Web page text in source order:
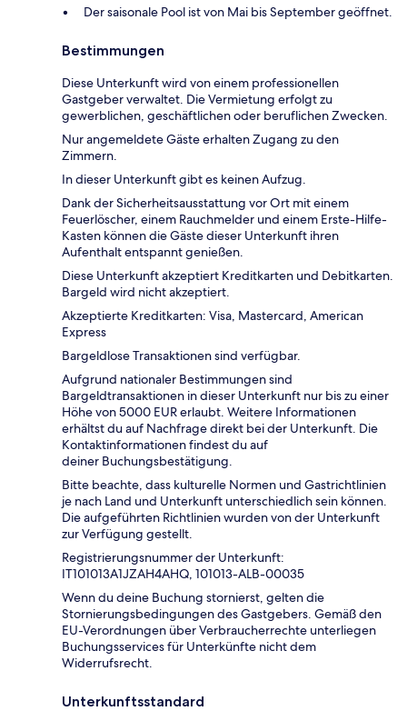
Der saisonale Pool ist von Mai bis September geöffnet.
Bestimmungen
Diese Unterkunft wird von einem professionellen
Gastgeber verwaltet. Die Vermietung erfolgt zu
gewerblichen, geschäftlichen oder beruflichen Zwecken.
Nur angemeldete Gäste erhalten Zugang zu den
Zimmern.
In dieser Unterkunft gibt es keinen Aufzug.
Dank der Sicherheitsausstattung vor Ort mit einem
Feuerlöscher, einem Rauchmelder und einem Erste-Hilfe-
Kasten können die Gäste dieser Unterkunft ihren
Aufenthalt entspannt genießen.
Diese Unterkunft akzeptiert Kreditkarten und Debitkarten.
Bargeld wird nicht akzeptiert.
Akzeptierte Kreditkarten: Visa, Mastercard, American
Express
Bargeldlose Transaktionen sind verfügbar.
Aufgrund nationaler Bestimmungen sind
Bargeldtransaktionen in dieser Unterkunft nur bis zu einer
Höhe von 5000 EUR erlaubt. Weitere Informationen
erhältst du auf Nachfrage direkt bei der Unterkunft. Die
Kontaktinformationen findest du auf
deiner Buchungsbestätigung.
Bitte beachte, dass kulturelle Normen und Gastrichtlinien
je nach Land und Unterkunft unterschiedlich sein können.
Die aufgeführten Richtlinien wurden von der Unterkunft
zur Verfügung gestellt.
Registrierungsnummer der Unterkunft:
IT101013A1JZAH4AHQ, 101013-ALB-00035
Wenn du deine Buchung stornierst, gelten die
Stornierungsbedingungen des Gastgebers. Gemäß den
EU-Verordnungen über Verbraucherrechte unterliegen
Buchungsservices für Unterkünfte nicht dem
Widerrufsrecht.
Unterkunftsstandard